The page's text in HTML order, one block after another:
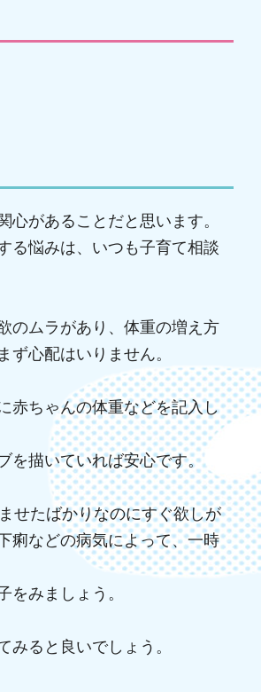
があることだと思います。
る悩みは、いつも子育て相談
のムラがあり、体重の増え方
心配はいりません。
赤ちゃんの体重などを記入し
を描いていれば安心です。
せたばかりなのにすぐ欲しが
痢などの病気によって、一時
みましょう。
ると良いでしょう。